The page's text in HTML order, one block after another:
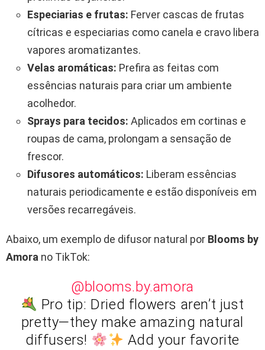
Especiarias e frutas: Ferver cascas de frutas
cítricas e especiarias como canela e cravo libera
vapores aromatizantes.
Velas aromáticas: Prefira as feitas com
essências naturais para criar um ambiente
acolhedor.
Sprays para tecidos: Aplicados em cortinas e
roupas de cama, prolongam a sensação de
frescor.
Difusores automáticos: Liberam essências
naturais periodicamente e estão disponíveis em
versões recarregáveis.
Abaixo, um exemplo de difusor natural por Blooms by
Amora no TikTok:
@blooms.by.amora
Pro tip: Dried flowers aren’t just
pretty—they make amazing natural
diffusers!
Add your favorite